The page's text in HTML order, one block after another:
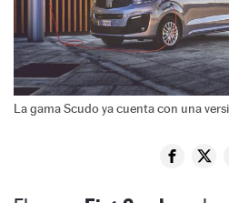
La gama Scudo ya cuenta con una